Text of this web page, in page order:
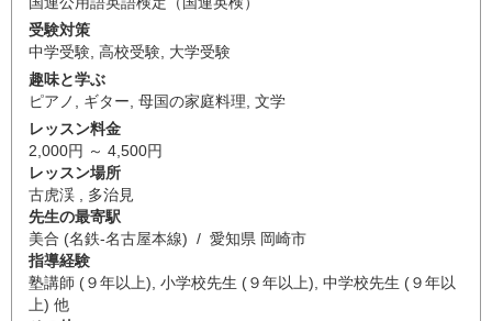
受験対策
中学受験, 高校受験, 大学受験
趣味と学ぶ
ピアノ , ギター, 母国の家庭料理, 文学
レッスン料金
2,000円 ～ 4,500円
レッスン場所
古虎渓 , 多治見
先生の最寄駅
美合 (名鉄-名古屋本線) / 愛知県 岡崎市
指導経験
塾講師 (９年以上), 小学校先生 (９年以上), 中学校先生 (９年以
上) 他